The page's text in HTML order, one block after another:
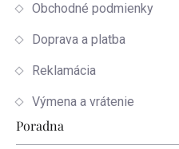
Obchodné podmienky
Doprava a platba
Reklamácia
Výmena a vrátenie
Poradna